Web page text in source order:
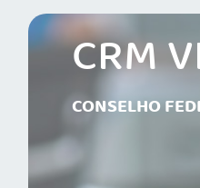
CRM
CONSELHO